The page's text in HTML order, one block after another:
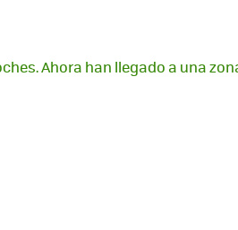
Ahora han llegado a una